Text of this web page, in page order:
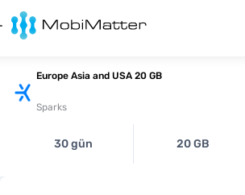
Europe Asia and USA 20 GB
Sparks
30 gün 20 GB